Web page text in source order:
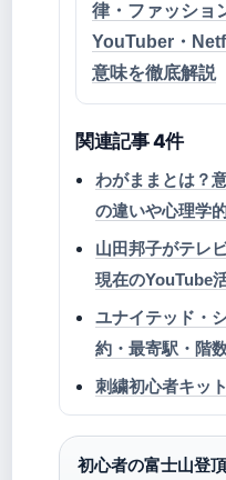
律・ファッショ
YouTuber・
意味を徹底解説
関連記事 4件
わがままとは？
の違いや心理学
山田邦子がテレ
現在のYouTube
ユナイテッド・
約・最寄駅・階
刺繍初心者キッ
初心者の富士山登